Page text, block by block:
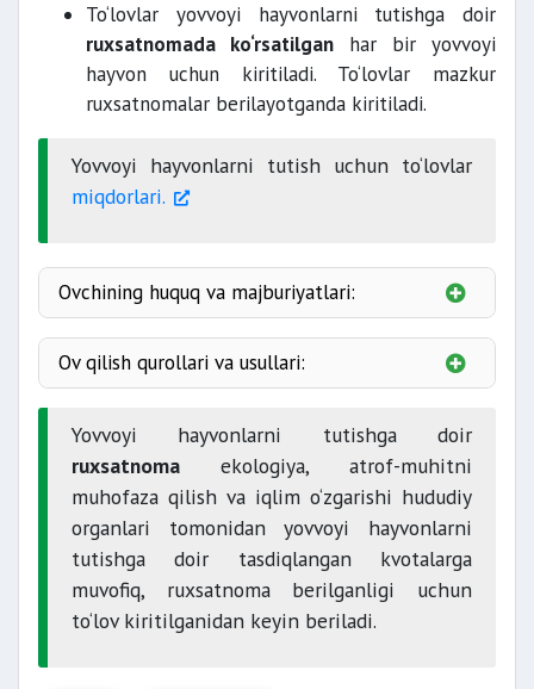
To‘lovlar yovvoyi hayvonlarni tutishga doir
ruxsatnomada ko‘rsatilgan har bir yovvoyi
hayvon uchun kiritiladi. To‘lovlar mazkur
ruxsatnomalar berilayotganda kiritiladi.
Yovvoyi hayvonlarni tutish uchun to‘lovlar
miqdorlari.
Ovchining huquq va majburiyatlari:
Ovchining huquqi:
Ov qilish qurollari va usullari:
Yovvoyi hayvonlarni tutishga doir
ruxsatnoma ekologiya, atrof-muhitni
muhofaza qilish va iqlim o‘zgarishi hududiy
organlari tomonidan yovvoyi hayvonlarni
tutishga doir tasdiqlangan kvotalarga
muvofiq, ruxsatnoma berilganligi uchun
to‘lov kiritilganidan keyin beriladi.